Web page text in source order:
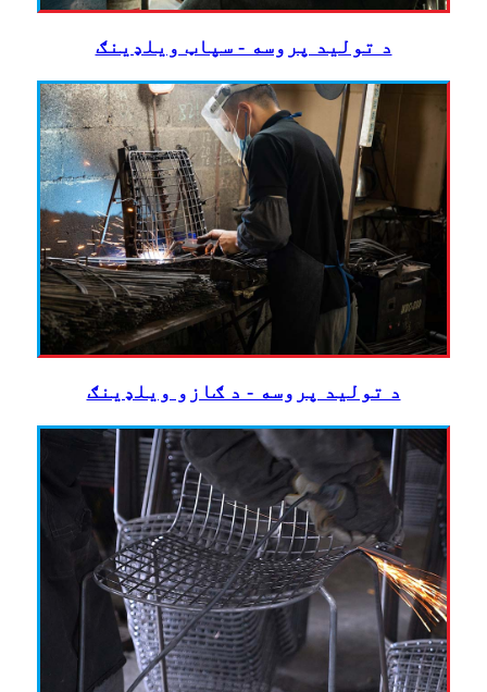
د تولید پروسه - سپاټ ویلډینګ
د تولید پروسه - د ګازو ویلډینګ